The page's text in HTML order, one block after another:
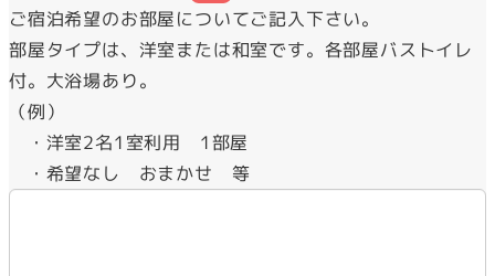
ご宿泊希望のお部屋についてご記入下さい。
部屋タイプは、洋室または和室です。各部屋バストイレ
付。大浴場あり。
（例）
・洋室2名1室利用 1部屋
・希望なし おまかせ 等